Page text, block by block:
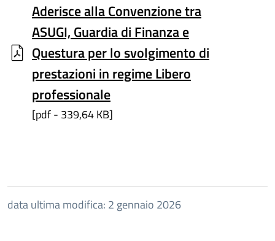
Aderisce alla Convenzione tra
ASUGI, Guardia di Finanza e
Questura per lo svolgimento di
prestazioni in regime Libero
professionale
[pdf - 339,64 KB]
data ultima modifica: 2 gennaio 2026